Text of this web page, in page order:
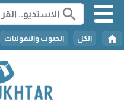
search
home الكل الحبوب والبقوليات